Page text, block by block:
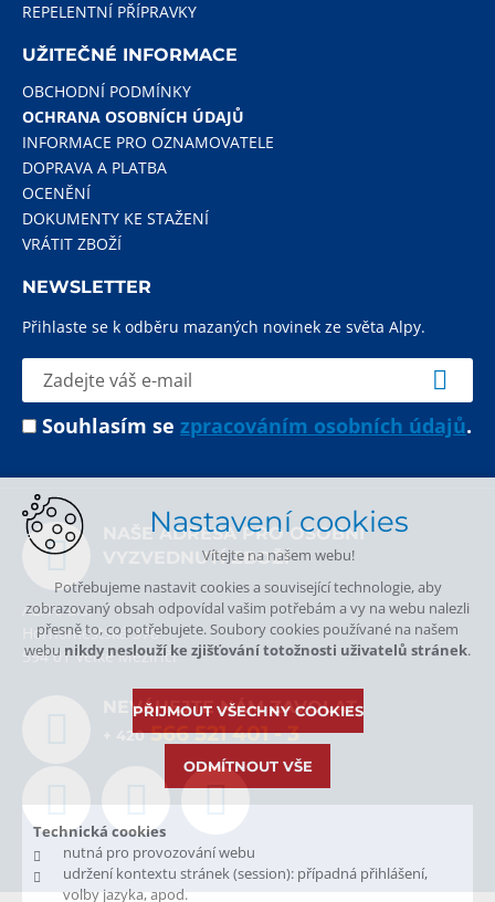
REPELENTNÍ PŘÍPRAVKY
UŽITEČNÉ INFORMACE
OBCHODNÍ PODMÍNKY
OCHRANA OSOBNÍCH ÚDAJŮ
INFORMACE PRO OZNAMOVATELE
DOPRAVA A PLATBA
OCENĚNÍ
DOKUMENTY KE STAŽENÍ
VRÁTIT ZBOŽÍ
NEWSLETTER
Přihlaste se k odběru mazaných novinek ze světa Alpy.
Souhlasím se zpracováním osobních údajů.
NAŠE ADRESA PRO OSOBNÍ
VYZVEDNUTÍ ZBOŽÍ
ALPA, a.s.
Hornoměstská 378
594 01 Velké Meziříčí
NEVÁHEJTE NÁM ZAVOLAT.
+ 420 566 521 401- 3
Nastavení cookies
Vítejte na našem webu!
Potřebujeme nastavit cookies a související technologie, aby
zobrazovaný obsah odpovídal vašim potřebám a vy na webu nalezli
přesně to, co potřebujete. Soubory cookies používané na našem
webu nikdy neslouží ke zjišťování totožnosti uživatelů stránek.
Technická cookies
nutná pro provozování webu
udržení kontextu stránek (session): případná přihlášení,
volby jazyka, apod.
PŘIJMOUT VŠECHNY COOKIES
ODMÍTNOUT VŠE